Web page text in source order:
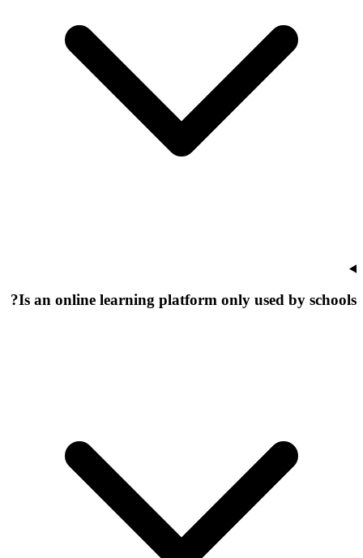
Is an online learning platform only used by schools?